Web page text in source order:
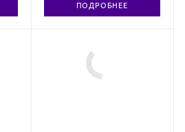
ПОДРОБНЕЕ